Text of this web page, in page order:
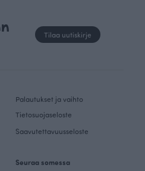
Tilaa uutiskirje
Palautukset ja vaihto
Tietosuojaseloste
Saavutettavuusseloste
Seuraa somessa